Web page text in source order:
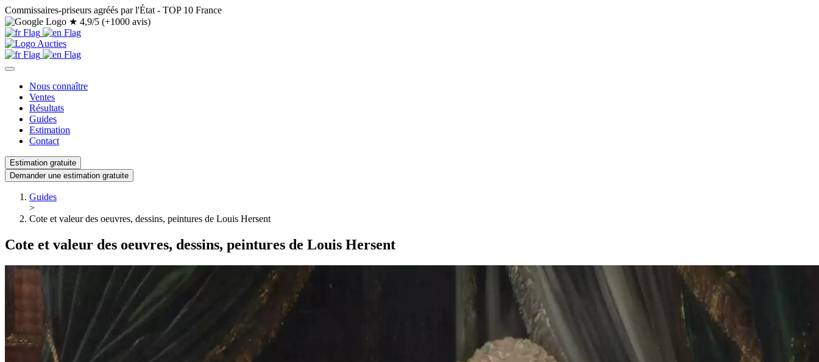
Commissaires-priseurs agréés par l'État - TOP 10 France
★ 4,9/5 (+1000 avis)
Nous connaître
Ventes
Résultats
Guides
Estimation
Contact
Estimation gratuite
Demander une estimation gratuite
Guides
>
Cote et valeur des oeuvres, dessins, peintures de Louis Hersent
Cote et valeur des oeuvres, dessins, peintures de Louis Hersent